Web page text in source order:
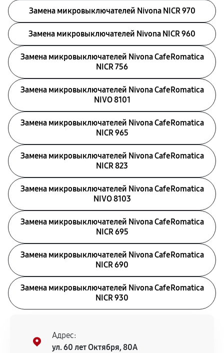
Замена микровыключателей Nivona NICR 970
Замена микровыключателей Nivona NICR 960
Замена микровыключателей Nivona CafeRomatica
NICR 756
Замена микровыключателей Nivona CafeRomatica
NIVO 8101
Замена микровыключателей Nivona CafeRomatica
NICR 965
Замена микровыключателей Nivona CafeRomatica
NICR 823
Замена микровыключателей Nivona CafeRomatica
NIVO 8103
Замена микровыключателей Nivona CafeRomatica
NICR 695
Замена микровыключателей Nivona CafeRomatica
NICR 690
Замена микровыключателей Nivona CafeRomatica
NICR 930
Адрес:
ул. 60 лет Октября, 80А